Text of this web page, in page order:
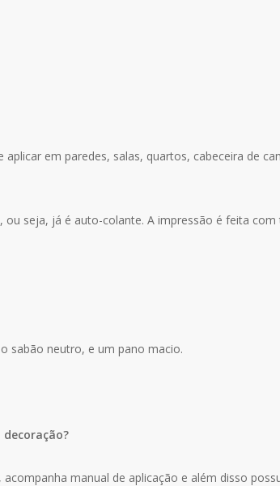
em paredes, salas, quartos, cabeceira de
seja, já é auto-colante. A impressão é feita
sabão neutro, e um pano macio.
manual de aplicação e além disso